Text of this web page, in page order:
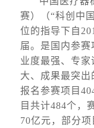
赛）（“科创中
位的指导下自
届。是国内参
业度最强、专
大、成果最突
报名参赛项目
目共计484个，
70亿元，部分